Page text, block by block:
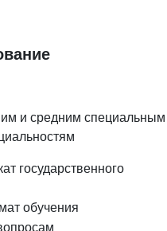
и средним специальным
государственного
обучения